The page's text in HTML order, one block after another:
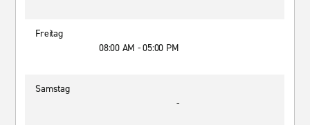
Freitag
08:00 AM - 05:00 PM
Samstag
-